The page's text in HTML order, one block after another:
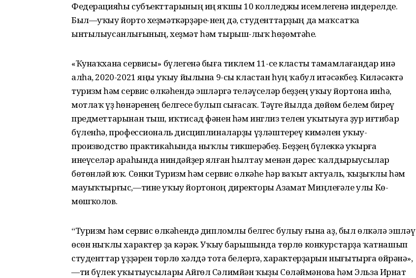
Федерацияһы субъекттарының иң яҡшы 10 колледжы исемлегенә индерелде.
Был—уҡыу йорто хеҙмәткәрҙәре-нең дә, студенттарҙың да маҡсатҡа
ынтылыусанлығының, хеҙмәт һәм тырыш-лыҡ һөҙөмтәһе.
«Ҡунаҡхана сервисы» бүлегенә быға тиклем 11-се класты тамамлағандар инә
алһа, 2020-2021 яңы уҡыу йылына 9-сы кластан һуң ҡабул итәсәкбеҙ. Киләсәктә
туризм һәм сервис өлкәһендә эшләргә теләүселәр беҙҙең уҡыу йортона инһә,
мотлаҡ үҙ һөнәренең белгесе булып сығасаҡ. Тәүге йылда дөйөм белем биреү
предметтарынан тыш, иҡтисад фәнен һәм инглиз телен уҡытыуға ҙур иғтибар
бүленһә, профессиональ дисциплиналарҙы үҙләштереү кимәлен уҡыу-
производство практикаһында ныҡлы тикшерәбеҙ. Беҙҙең бүлеккә уҡырға
инеүселәр араһында ниндәйҙер ялған һылтау менән дәрес ҡалдырыусылар
бөтөнләй юҡ. Сөнки Туризм һәм сервис өлкәһе һәр ваҡыт актуаль, ҡыҙыҡлы һәм
мауыҡтырғыс,—тине уҡыу йортоноң директоры Азамат Миңлеғәле улы Кө-
мөшҡолов.
“Туризм һәм сервис өлкәһендә дипломлы белгес булыу ғына аҙ, был өлкәлә эшләү
өсөн ныҡлы характер ҙа кәрәк. Уҡыу барышында төрлө конкурстарҙа ҡатнашып
студенттар үҙҙәрен төрлө хәлдә тота белергә, характерҙарын нығытырға өйрәнә»,
—ти бүлек уҡытыусылары Айгөл Сәлимйән ҡыҙы Сөләймәнова һәм Эльза Ирнат